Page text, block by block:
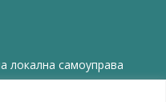
локална самоуправа
регион